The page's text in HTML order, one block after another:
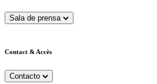
Sala de prensa
Contact & Accès
Contacto